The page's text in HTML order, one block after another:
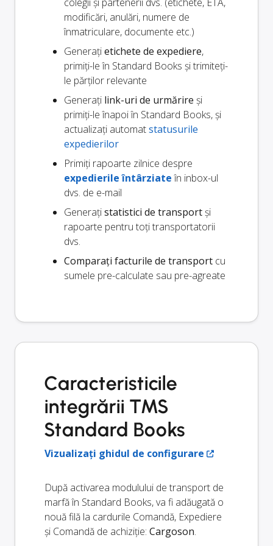
modificări, anulări, numere de
înmatriculare, documente etc.)
Generațietichete de expediere,
primiți-le în Standard Books și trimiteți-
le părților relevante
Generați link-uri de urmărire și
primiți-le înapoi în Standard Books, și
actualizați automatstatusurile
expedierilor
Primiți rapoarte zilnice despre
expedierile întârziateîn inbox-ul
dvs. de e-mail
Generațistatistici de transportși
rapoarte pentru toți transportatorii
dvs.
Comparați facturile de transport cu
sumele pre-calculate sau pre-agreate
Caracteristicile
integrării TMS
Standard Books
Vizualizați ghidul de configurare
După activarea modulului de transport de
marfă în Standard Books, va fi adăugată o
nouă filă la cardurile Comandă, Expediere
și Comandă de achiziție: Cargoson.